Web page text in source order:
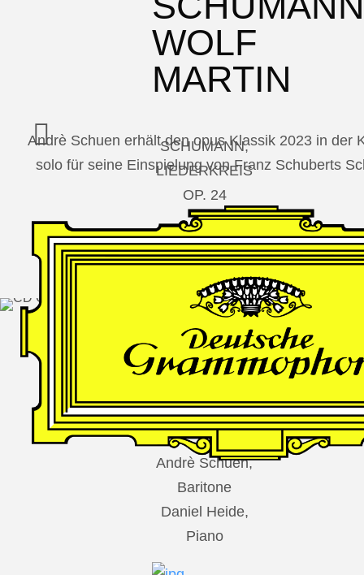
WOLF
MARTIN
SCHUMANN,
LIEDERKREIS
OP. 24
SECHS
MONOLOGE
AUS
JEDERMANN
GESÄNGE
DES
Andrè Schuen,
Baritone
Daniel Heide,
Piano
Andrè Schuen erhält den opus Klassik 2023 in der
solo für seine Einspielung von Franz Schuberts